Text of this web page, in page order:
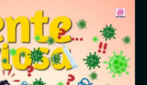
Revistas